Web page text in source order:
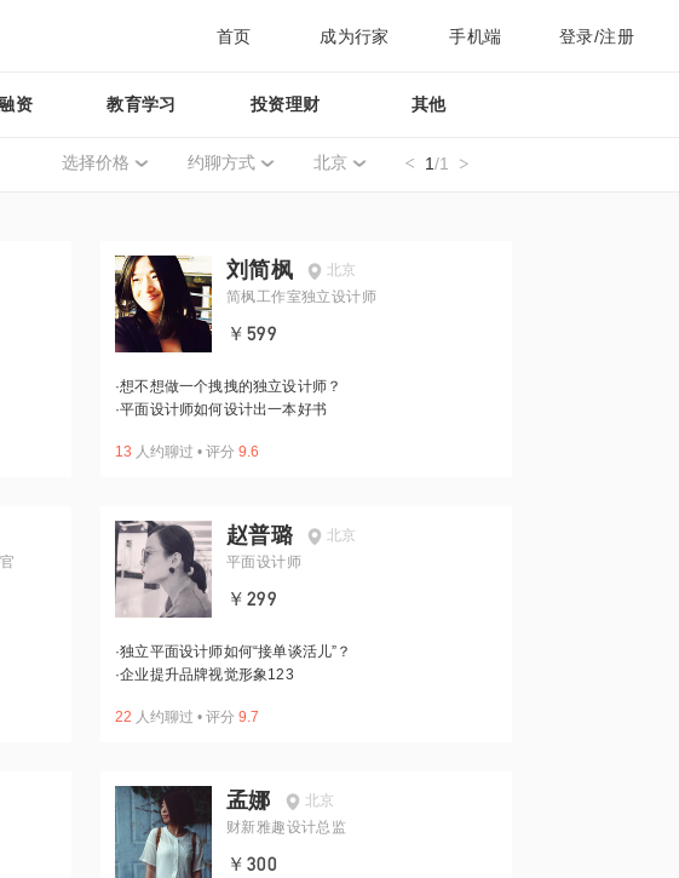
首页 成为行家 手机端 登录/注册
资 教育学习 投资理财 其他
选择价格 约聊方式 北京 1/1
刘简枫
北京
简枫工作室独立设计师
￥599
·想不想做一个拽拽的独立设计师？
·平面设计师如何设计出一本好书
13 人约聊过 • 评分 9.6
赵普璐
北京
平面设计师
￥299
·独立平面设计师如何“接单谈活儿”？
·企业提升品牌视觉形象123
22 人约聊过 • 评分 9.7
孟娜
北京
财新雅趣设计总监
￥300